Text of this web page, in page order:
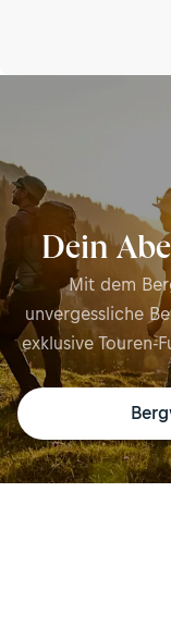
Dein
Mit dem
unvergessliche
exklusive